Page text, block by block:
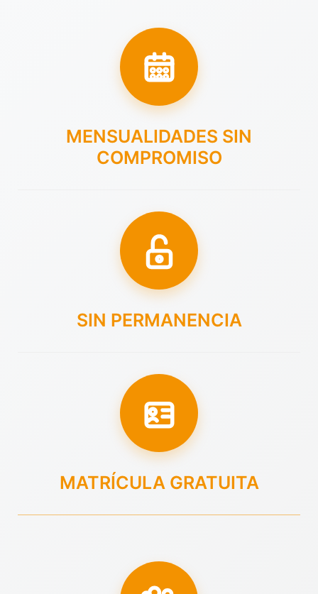
MENSUALIDADES SIN
COMPROMISO
SIN PERMANENCIA
MATRÍCULA GRATUITA